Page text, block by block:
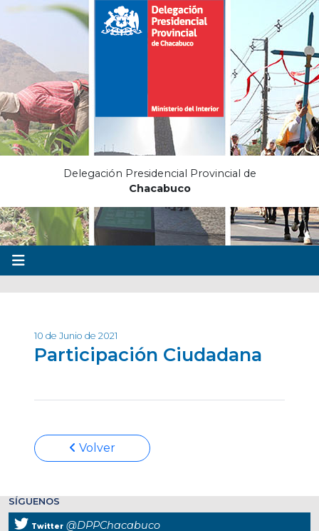
Delegación Presidencial Provincial de
Chacabuco
10 de Junio de 2021
Participación Ciudadana
Volver
SÍGUENOS
Twitter @DPPChacabuco